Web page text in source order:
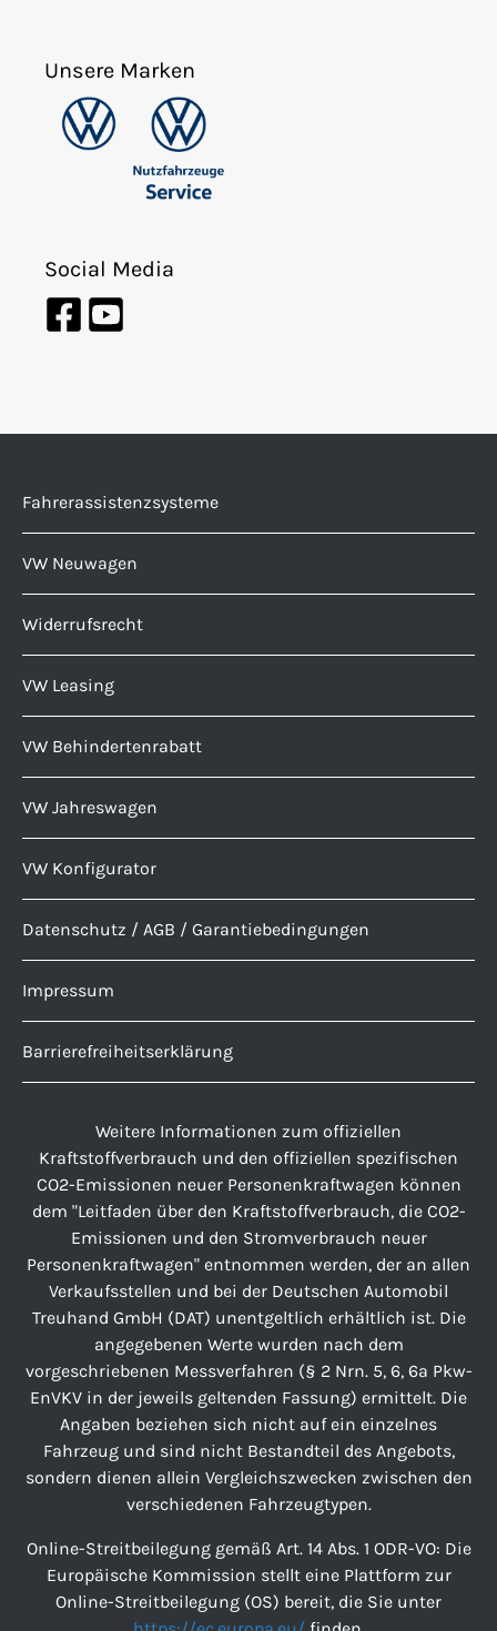
Unsere Marken
Social Media
Fahrerassistenzsysteme
VW Neuwagen
Widerrufsrecht
VW Leasing
VW Behindertenrabatt
VW Jahreswagen
VW Konfigurator
Datenschutz / AGB / Garantiebedingungen
Impressum
Barrierefreiheitserklärung
Weitere Informationen zum offiziellen
Kraftstoffverbrauch und den offiziellen spezifischen
CO2-Emissionen neuer Personenkraftwagen können
dem "Leitfaden über den Kraftstoffverbrauch, die CO2-
Emissionen und den Stromverbrauch neuer
Personenkraftwagen" entnommen werden, der an allen
Verkaufsstellen und bei der Deutschen Automobil
Treuhand GmbH (DAT) unentgeltlich erhältlich ist. Die
angegebenen Werte wurden nach dem
vorgeschriebenen Messverfahren (§ 2 Nrn. 5, 6, 6a Pkw-
EnVKV in der jeweils geltenden Fassung) ermittelt. Die
Angaben beziehen sich nicht auf ein einzelnes
Fahrzeug und sind nicht Bestandteil des Angebots,
sondern dienen allein Vergleichszwecken zwischen den
verschiedenen Fahrzeugtypen.
Online-Streitbeilegung gemäß Art. 14 Abs. 1 ODR-VO: Die
Europäische Kommission stellt eine Plattform zur
Online-Streitbeilegung (OS) bereit, die Sie unter